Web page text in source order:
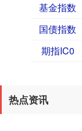
基金指数
国债指数
期指IC0
热点资讯